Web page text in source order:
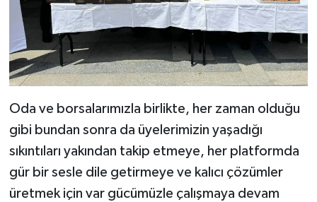
Oda ve borsalarımızla birlikte, her zaman olduğu
gibi bundan sonra da üyelerimizin yaşadığı
sıkıntıları yakından takip etmeye, her platformda
gür bir sesle dile getirmeye ve kalıcı çözümler
üretmek için var gücümüzle çalışmaya devam